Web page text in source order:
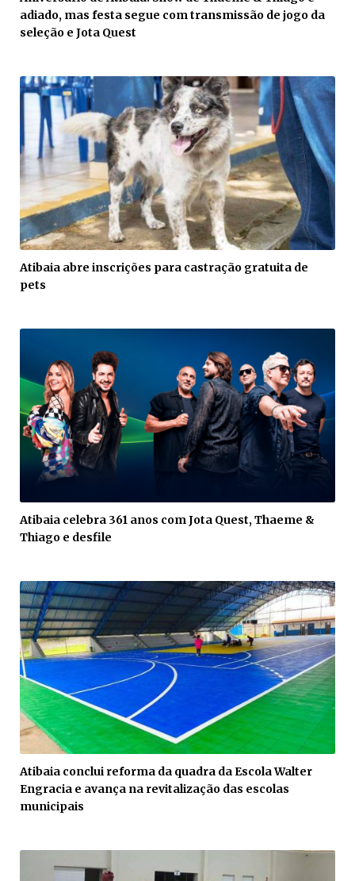
adiado, mas festa segue com transmissão de jogo da
seleção e Jota Quest
Atibaia abre inscrições para castração gratuita de
pets
Atibaia celebra 361 anos com Jota Quest, Thaeme &
Thiago e desfile
Atibaia conclui reforma da quadra da Escola Walter
Engracia e avança na revitalização das escolas
municipais